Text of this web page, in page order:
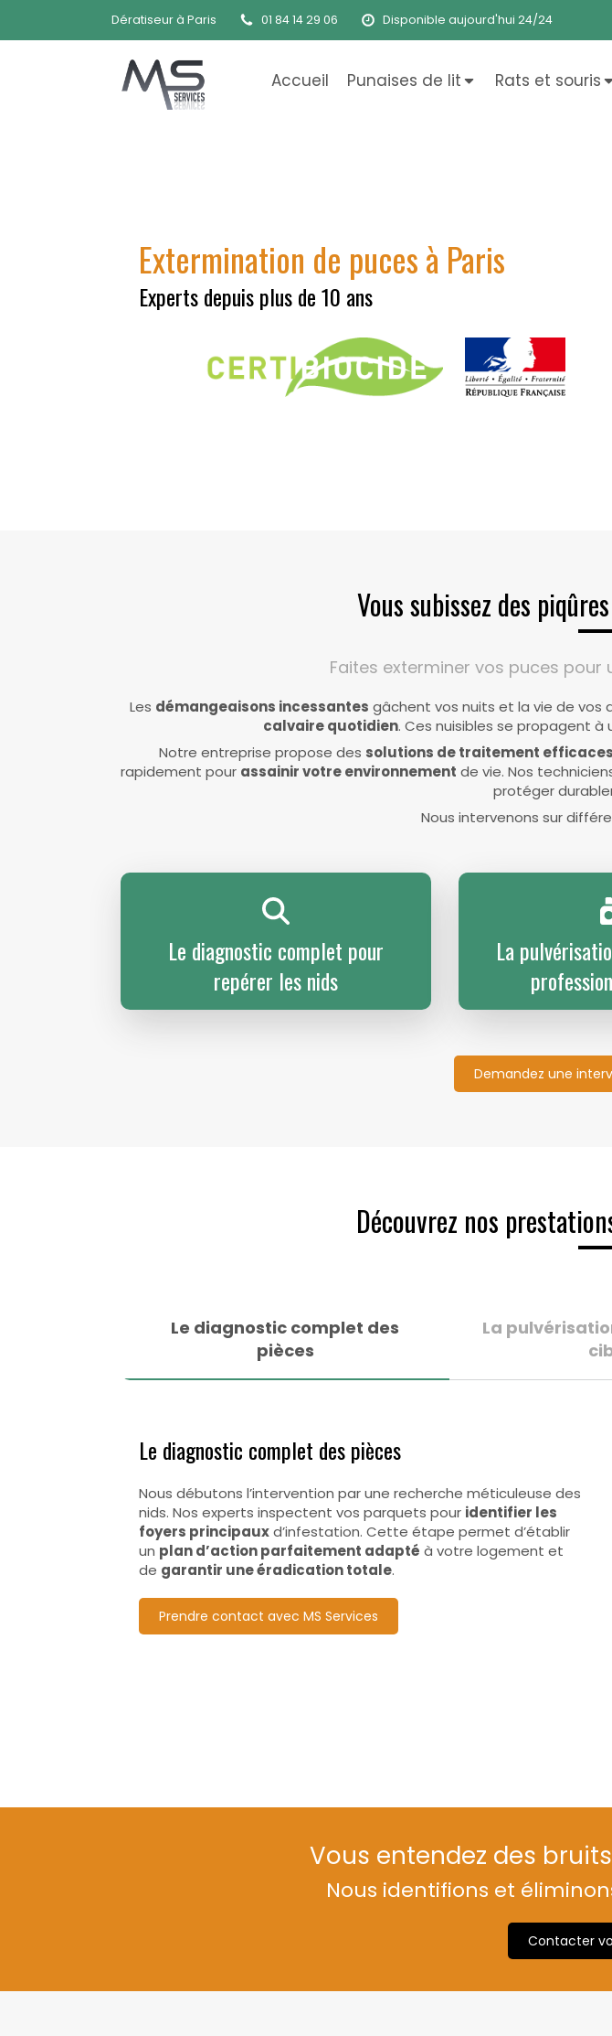
Dératiseur à Paris 01 84 14 29 06 Disponible aujourd'hui 24/24
Accueil Punaises de lit Rats et souris
Extermination de puces à Paris
Experts depuis plus de 10 ans
Vous subissez des
Faites exterminer vos puces
Les démangeaisons incessantes gâchent vos nuits et la vie de vos
calvaire quotidien. Ces nuisibles se propagent à
Notre entreprise propose des solutions de traitement efficaces
rapidement pour assainir votre environnement de vie. Nos
protéger
Nous intervenons sur
Le diagnostic complet pour
repérer les nids
La
Demandez une
Découvrez nos
Le diagnostic complet des
pièces
La
Le diagnostic complet des pièces
Nous débutons l’intervention par une recherche méticuleuse des
nids. Nos experts inspectent vos parquets pour identifier les
foyers principauxd’infestation. Cette étape permet d’établir
un plan d’action parfaitement adapté à votre logement et
de garantir une éradication totale.
Prendre contact avec MS Services
Vous entendez des
Nous identifions et
Contacter